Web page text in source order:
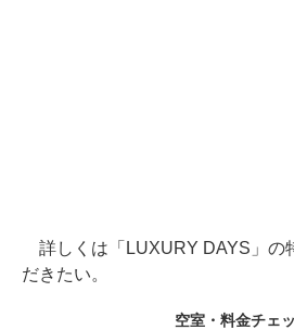
詳しくは「LUXURY DAYS」の
だきたい。
空室・料金チェ